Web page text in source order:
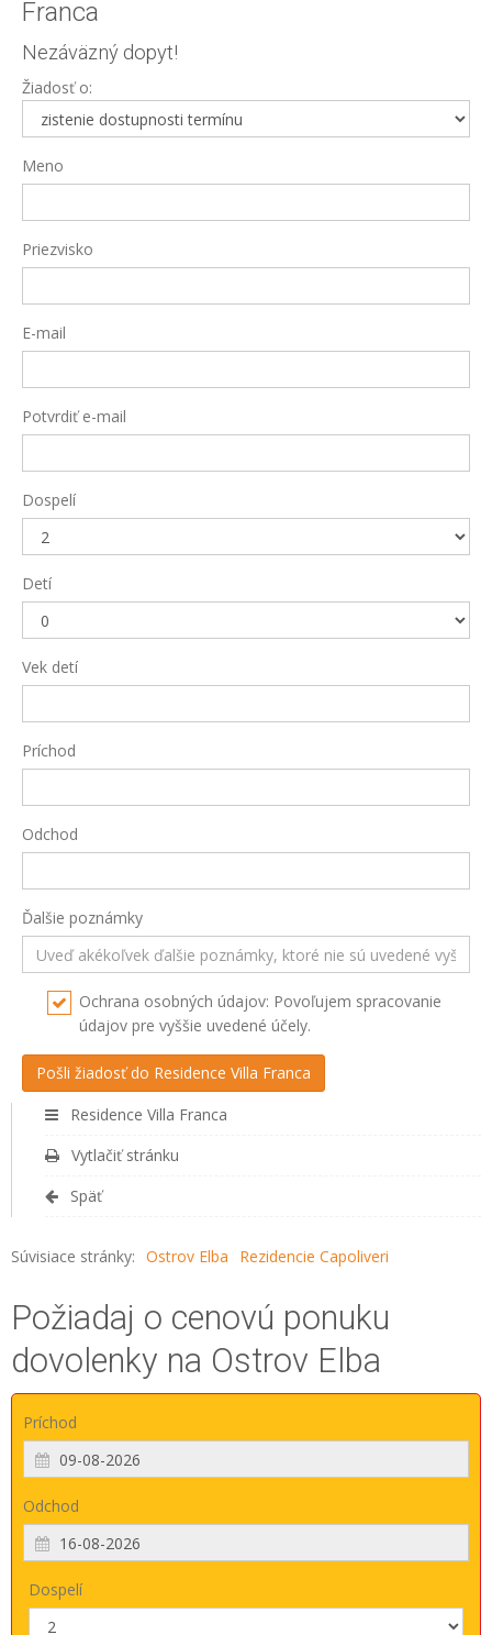
Franca
Nezáväzný dopyt!
Žiadosť o:
Meno
Priezvisko
E-mail
Potvrdiť e-mail
Dospelí
Detí
Vek detí
Príchod
Odchod
Ďalšie poznámky
Ochrana osobných údajov: Povoľujem spracovanie
údajov pre vyššie uvedené účely.
Residence Villa Franca
Vytlačiť stránku
Späť
Súvisiace stránky: Ostrov Elba Rezidencie Capoliveri
Požiadaj o cenovú ponuku
dovolenky na Ostrov Elba
Príchod
Odchod
Dospelí